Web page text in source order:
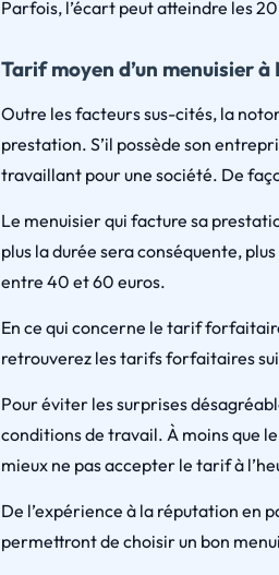
Parfois, l’écart peut atteindre les 20
Tarif moyen d’un menuisier
Outre les facteurs sus-cités, la
prestation. S’il possède son
travaillant pour une société. De
Le menuisier qui facture sa
plus la durée sera conséquente,
entre 40 et 60 euros.
En ce qui concerne le tarif
retrouverez les tarifs forfaitaires
Pour éviter les surprises
conditions de travail. À moins que
mieux ne pas accepter le tarif à
De l’expérience à la réputation en
permettront de choisir un bon